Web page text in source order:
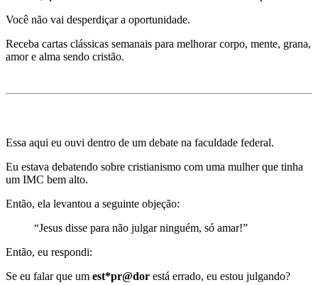
Você não vai desperdiçar a oportunidade.
Receba cartas clássicas semanais para melhorar corpo, mente, grana,
amor e alma sendo cristão.
Essa aqui eu ouvi dentro de um debate na faculdade federal.
Eu estava debatendo sobre cristianismo com uma mulher que tinha
um IMC bem alto.
Então, ela levantou a seguinte objeção:
“Jesus disse para não julgar ninguém, só amar!”
Então, eu respondi:
Se eu falar que um est*pr@dor está errado, eu estou julgando?